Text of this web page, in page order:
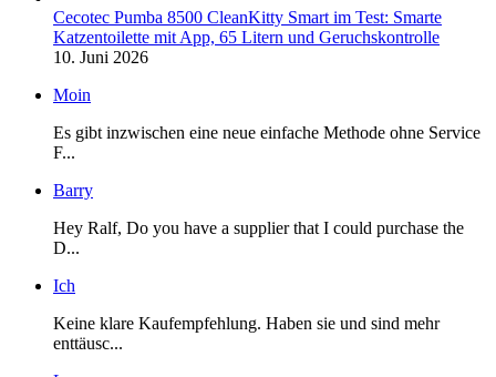
Cecotec Pumba 8500 CleanKitty Smart im Test: Smarte
Katzentoilette mit App, 65 Litern und Geruchskontrolle
10. Juni 2026
Moin
Es gibt inzwischen eine neue einfache Methode ohne Service
F...
Barry
Hey Ralf, Do you have a supplier that I could purchase the
D...
Ich
Keine klare Kaufempfehlung. Haben sie und sind mehr
enttäusc...